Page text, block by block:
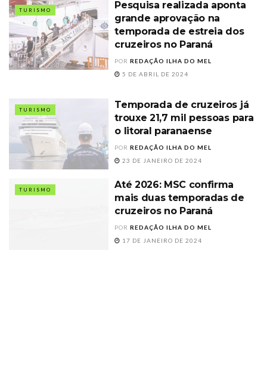
TURISMO
Pesquisa realizada aponta
grande aprovação na
temporada de estreia dos
cruzeiros no Paraná
POR REDAÇÃO ILHA DO MEL
5 DE ABRIL DE 2024
TURISMO
Temporada de cruzeiros já
trouxe 21,7 mil pessoas para
o litoral paranaense
POR REDAÇÃO ILHA DO MEL
23 DE JANEIRO DE 2024
TURISMO
Até 2026: MSC confirma
mais duas temporadas de
cruzeiros no Paraná
POR REDAÇÃO ILHA DO MEL
17 DE JANEIRO DE 2024